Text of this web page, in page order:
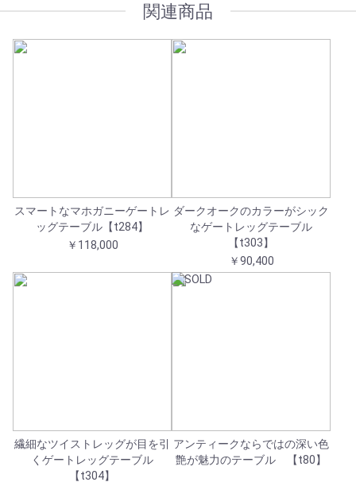
関連商品
スマートなマホガニーゲートレ
ッグテーブル【t284】
￥118,000
ダークオークのカラーがシック
なゲートレッグテーブル
【t303】
￥90,400
繊細なツイストレッグが目を引
くゲートレッグテーブル
【t304】
アンティークならではの深い色
艶が魅力のテーブル 【t80】